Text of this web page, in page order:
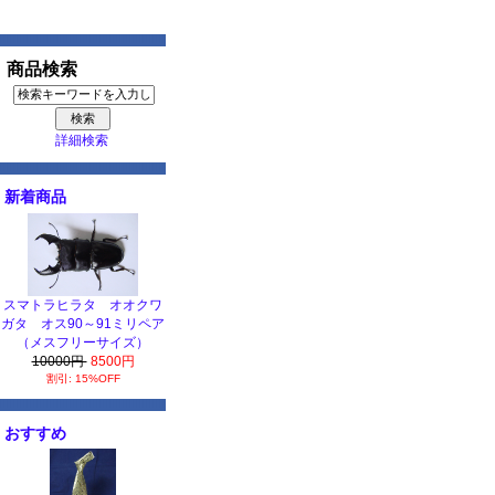
商品検索
詳細検索
新着商品
スマトラヒラタ オオクワ
ガタ オス90～91ミリペア
（メスフリーサイズ）
10000円 8500円
割引: 15%OFF
おすすめ